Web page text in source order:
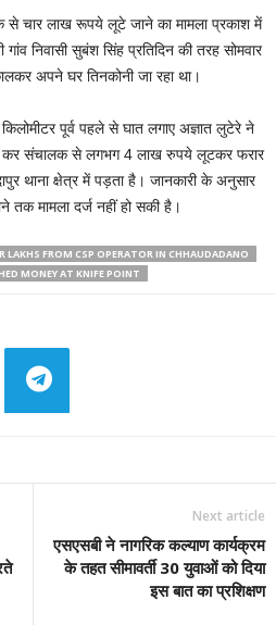
से चार लाख रूपये लूटे जाने का मामला प्रकाश में
निवासी सुबंश सिंह प्रतिदिन की तरह सोमवार
अपने घर तिनकोनी जा रहा था।
पूर्व पहले से घात लगाए अज्ञात लुटेरे ने
संचालक से लगभग 4 लाख रुपये लूटकर फरार
थाना क्षेत्र में पड़ता है। जानकारी के अनुसार
तक मामला दर्ज नहीं हो सकी है।
LAKHS FROM CSP OPERATOR IN CHHAUDADANO
MONEY AT KNIFE POINT
Next article
एसएसबी ने नागरिक कल्याण कार्यक्रम
के तहत सीमावर्ती 30 युवाओं को दिया
इस बात का प्रशिक्षण